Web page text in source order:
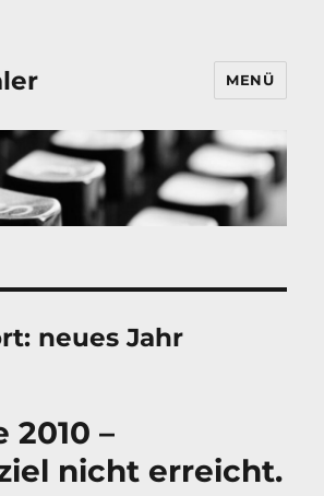
MENÜ
neues Jahr
2010 –
nicht erreicht.